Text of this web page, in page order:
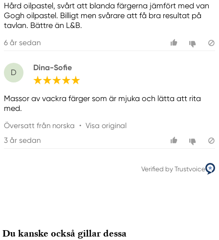
Hård oilpastel, svårt att blanda färgerna jämfört med van
Gogh oilpastel. Billigt men svårare att få bra resultat på
tavlan. Bättre än L&B.
6 år sedan
D
Dina-Sofie
Massor av vackra färger som är mjuka och lätta att rita
med.
Översatt från norska • Visa original
3 år sedan
Verified by Trustvoice
Du kanske också gillar dessa